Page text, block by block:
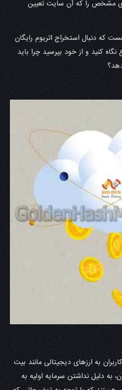
ای مشخص را که آن سایت تعیین
که دنبال استخراج اتریوم رایگان
کنید و از خود بپرسید چرا باید
به ارزهای دیجیتالی مانند بیت
به دلیل نداشتن سرمایه اولیه به